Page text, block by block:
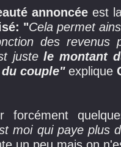
annoncée est
"Cela permet
des revenus
justele montant
couple"explique
forcément
moi qui paye plus